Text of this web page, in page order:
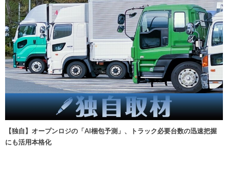
【独自】オープンロジの「AI梱包予測」、トラック必要台数の迅速把握
にも活用本格化